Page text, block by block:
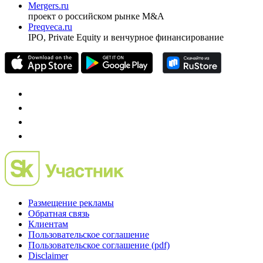
Mergers.ru
проект о российском рынке M&A
Preqveca.ru
IPO, Private Equity и венчурное финансирование
Размещение рекламы
Обратная связь
Клиентам
Пользовательское соглашение
Пользовательское соглашение (pdf)
Disclaimer